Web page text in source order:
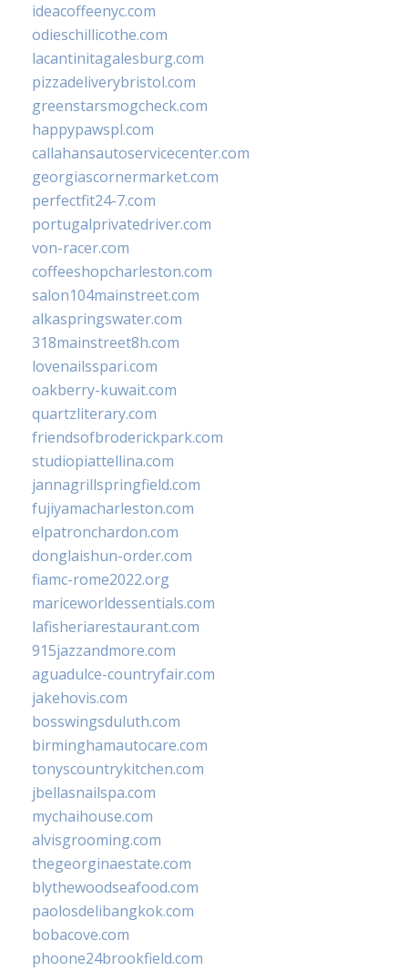
ideacoffeenyc.com
odieschillicothe.com
lacantinitagalesburg.com
pizzadeliverybristol.com
greenstarsmogcheck.com
happypawspl.com
callahansautoservicecenter.com
georgiascornermarket.com
perfectfit24-7.com
portugalprivatedriver.com
von-racer.com
coffeeshopcharleston.com
salon104mainstreet.com
alkaspringswater.com
318mainstreet8h.com
lovenailsspari.com
oakberry-kuwait.com
quartzliterary.com
friendsofbroderickpark.com
studiopiattellina.com
jannagrillspringfield.com
fujiyamacharleston.com
elpatronchardon.com
donglaishun-order.com
fiamc-rome2022.org
mariceworldessentials.com
lafisheriarestaurant.com
915jazzandmore.com
aguadulce-countryfair.com
jakehovis.com
bosswingsduluth.com
birminghamautocare.com
tonyscountrykitchen.com
jbellasnailspa.com
mychaihouse.com
alvisgrooming.com
thegeorginaestate.com
blythewoodseafood.com
paolosdelibangkok.com
bobacove.com
phoone24brookfield.com